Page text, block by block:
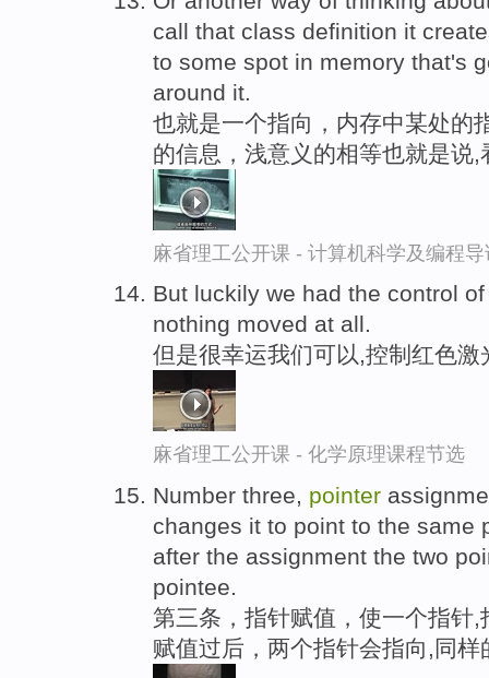
call that class definition it
to some spot in memory that's
around it.
也就是一个指向，内存中某处的
的信息，浅意义的相等也就是说
麻省理工公开课 - 计算机科学及编程
But luckily we had the control
nothing moved at all.
但是很幸运我们可以,控制红色
麻省理工公开课 - 化学原理课程节选
Number three, pointer
changes it to point to the same
after the assignment the two
pointee.
第三条，指针赋值，使一个指针
赋值过后，两个指针会指向,同样